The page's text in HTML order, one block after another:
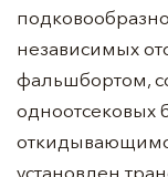
независимых
фальшбортом,
одноотсековых
установлен